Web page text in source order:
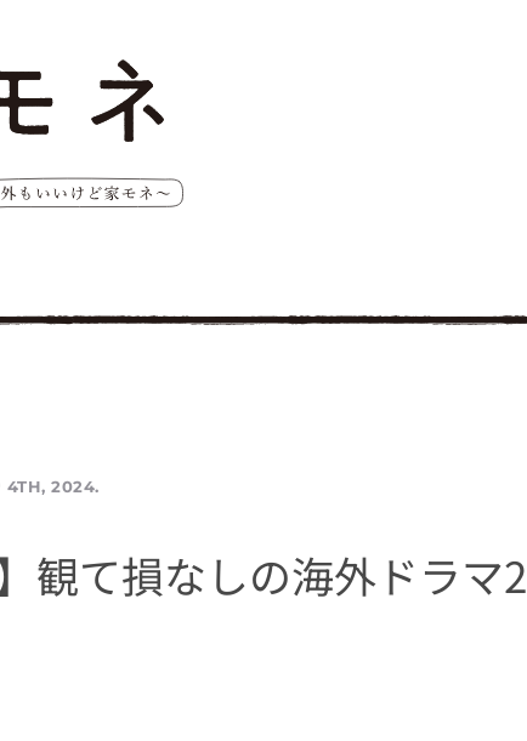
4TH, 2024.
観て損なしの海外ドラマ2